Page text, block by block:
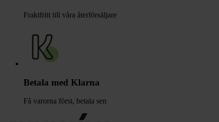
Fraktfritt till våra återförsäljare
Betala med Klarna
Få varorna först, betala sen